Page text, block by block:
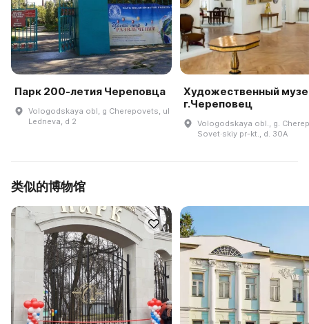
Парк 200-летия Череповца
Vologodskaya obl, g Cherepovets, ul
Ledneva, d 2
Художественный
г.Череповец
Vologodskaya obl., g.
Sovet·skiy pr-kt., d. 30A
类似的博物馆